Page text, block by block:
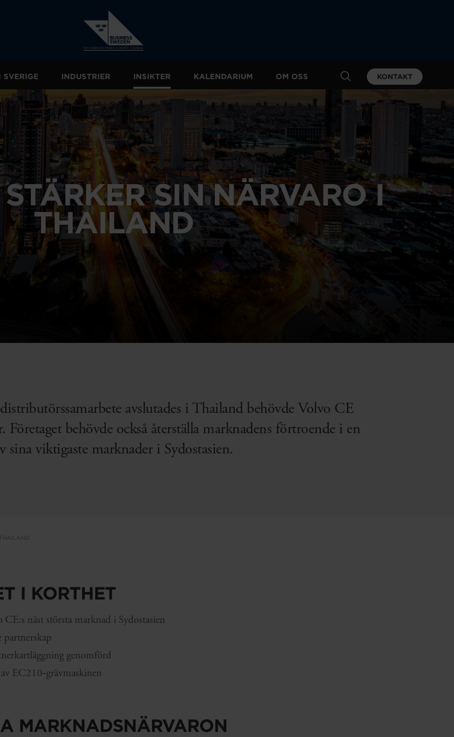
SVERIGE INDUSTRIER INSIKTER KALENDARIUM OM OSS KONTAKT
SIN NÄRVARO I
THAILAND
avslutades i Thailand behövde Volvo CE
behövde också återställa marknadens förtroende i en
sina viktigaste marknader i Sydostasien.
I KORTHET
näst största marknad i Sydostasien
partnerskap
genomförd
EC210‑grävmaskinen
MARKNADSNÄRVARON